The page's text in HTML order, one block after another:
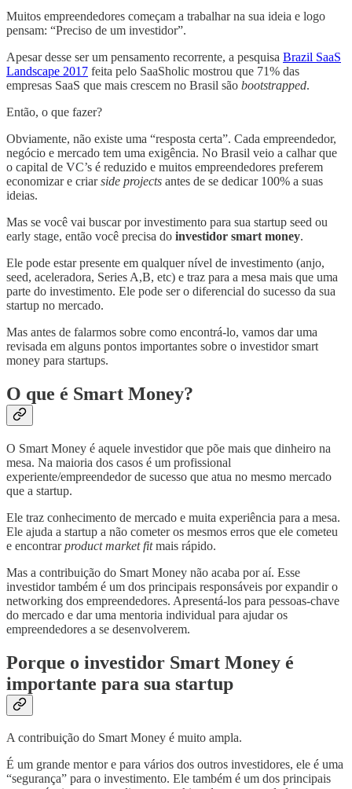
Muitos empreendedores começam a trabalhar na sua ideia e logo
pensam: “Preciso de um investidor”.
Apesar desse ser um pensamento recorrente, a pesquisa Brazil SaaS
Landscape 2017 feita pelo SaaSholic mostrou que 71% das
empresas SaaS que mais crescem no Brasil são bootstrapped.
Então, o que fazer?
Obviamente, não existe uma “resposta certa”. Cada empreendedor,
negócio e mercado tem uma exigência. No Brasil veio a calhar que
o capital de VC’s é reduzido e muitos empreendedores preferem
economizar e criarside projects antes de se dedicar 100% a suas
ideias.
Mas se você vai buscar por investimento para sua startup seed ou
early stage, então você precisa do investidor smart money.
Ele pode estar presente em qualquer nível de investimento (anjo,
seed, aceleradora, Series A,B, etc) e traz para a mesa mais que uma
parte do investimento. Ele pode ser o diferencial do sucesso da sua
startup no mercado.
Mas antes de falarmos sobre como encontrá-lo, vamos dar uma
revisada em alguns pontos importantes sobre o investidor smart
money para startups.
O que é Smart Money?
O Smart Money é aquele investidor que põe mais que dinheiro na
mesa. Na maioria dos casos é um profissional
experiente/empreendedor de sucesso que atua no mesmo mercado
que a startup.
Ele traz conhecimento de mercado e muita experiência para a mesa.
Ele ajuda a startup a não cometer os mesmos erros que ele cometeu
e encontrarproduct market fitmais rápido.
Mas a contribuição do Smart Money não acaba por aí. Esse
investidor também é um dos principais responsáveis por expandir o
networking dos empreendedores. Apresentá-los para pessoas-chave
do mercado e dar uma mentoria individual para ajudar os
empreendedores a se desenvolverem.
Porque o investidor Smart Money é
importante para sua startup
A contribuição do Smart Money é muito ampla.
É um grande mentor e para vários dos outros investidores, ele é uma
“segurança” para o investimento. Ele também é um dos principais